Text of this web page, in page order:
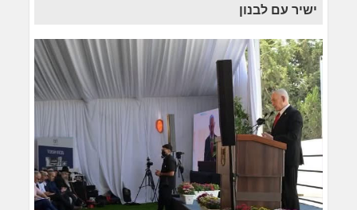
ישיר עם לבנון